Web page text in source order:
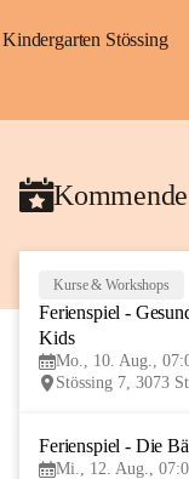
Kindergarten Stössing
Kurse & Workshops
Ferienspiel -
Kids
Mo., 10. Aug.,
Stössing 7, 3073
Ferienspiel - Die
Mi., 12. Aug.,